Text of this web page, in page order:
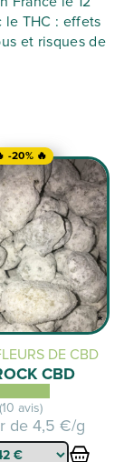
le THC : effets
et risques de
-20% 🔥
DE CBD
CBD
(10 avis)
de 4,5 €/g